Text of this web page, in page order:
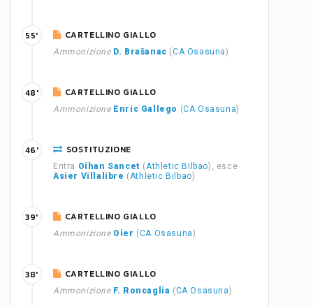
CARTELLINO GIALLO
Ammonizione D. Brašanac (CA Osasuna)
55'
CARTELLINO GIALLO
Ammonizione Enric Gallego (CA Osasuna)
48'
SOSTITUZIONE
Entra Oihan Sancet (Athletic Bilbao), esce
Asier Villalibre (Athletic Bilbao)
46'
CARTELLINO GIALLO
Ammonizione Oier (CA Osasuna)
39'
CARTELLINO GIALLO
Ammonizione F. Roncaglia (CA Osasuna)
38'